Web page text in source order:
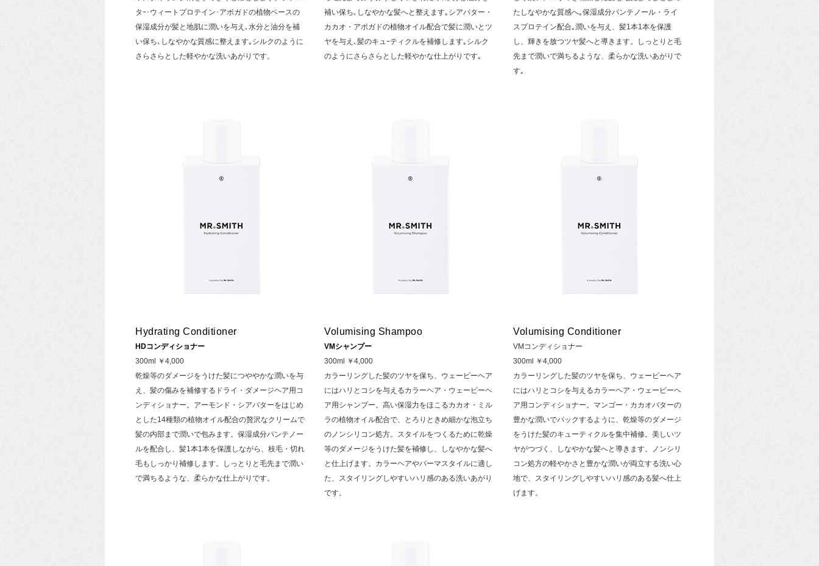
タｰ･ウィートプロテイン･アボガドの植物ベースの
保湿成分が髪と地肌に潤いを与え､水分と油分を補
い保ち､しなやかな質感に整えます｡シルクのように
さらさらとした軽やかな洗いあがりです。
補い保ち､しなやかな髪へと整えます｡シアバター・
カカオ・アボガドの植物オイル配合で髪に潤いとツ
ヤを与え､髪のキュｰティクルを補修します｡シルク
のようにさらさらとした軽やかな仕上がりです｡
たしなやかな質感へ｡保湿成分パンテノール・ライ
スプロテイン配合｡潤いを与え、髪1本1本を保護
し、輝きを放つツヤ髪へと導きます。しっとりと毛
先まで潤いで満ちるような、柔らかな洗いあがりで
す｡
Hydrating Conditioner
HDコンディショナー
300ml ￥4,000
乾燥等のダメージをうけた髪につややかな潤いを与
え、髪の傷みを補修するドライ・ダメージヘア用コ
ンディショナー。アーモンド・シアバターをはじめ
とした14種類の植物オイル配合の贅沢なクリームで
髪の内部まで潤いで包みます。保湿成分パンテノー
ルを配合し、髪1本1本を保護しながら、枝毛・切れ
毛もしっかり補修します。しっとりと毛先まで潤い
で満ちるような、柔らかな仕上がりです。
Volumising Shampoo
VMシャンプー
300ml ￥4,000
カラーリングした髪のツヤを保ち、ウェービーヘア
にはハリとコシを与えるカラーヘア・ウェービーヘ
ア用シャンプー。高い保湿力をほこるカカオ・ミル
ラの植物オイル配合で、とろりときめ細かな泡立ち
のノンシリコン処方。スタイルをつくるために乾燥
等のダメージをうけた髪を補修し、しなやかな髪へ
と仕上げます。カラーヘアやパーマスタイルに適し
た、スタイリングしやすいハリ感のある洗いあがり
です。
Volumising Conditioner
VMコンディショナー
300ml ￥4,000
カラーリングした髪のツヤを保ち、ウェービーヘア
にはハリとコシを与えるカラーヘア・ウェービーヘ
ア用コンディショナー。マンゴー・カカオバターの
豊かな潤いでパックするように、乾燥等のダメージ
をうけた髪のキューティクルを集中補修。美しいツ
ヤがつづく、しなやかな髪へと導きます。ノンシリ
コン処方の軽やかさと豊かな潤いが両立する洗い心
地で、スタイリングしやすいハリ感のある髪へ仕上
げます。